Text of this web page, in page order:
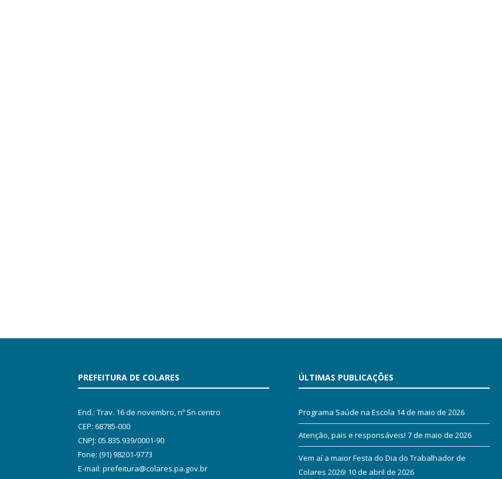
PREFEITURA DE COLARES
End.: Trav. 16 de novembro, nº Sn centro
CEP: 68785-000
CNPJ: 05.835.939/0001-90
Fone: (91) 98201-9773
E-mail: prefeitura@colares.pa.gov.br
ÚLTIMAS PUBLICAÇÕES
Programa Saúde na Escola 14 de maio de 2026
Atenção, pais e responsáveis! 7 de maio de 2026
Vem aí a maior Festa do Dia do Trabalhador de
Colares 2026! 10 de abril de 2026